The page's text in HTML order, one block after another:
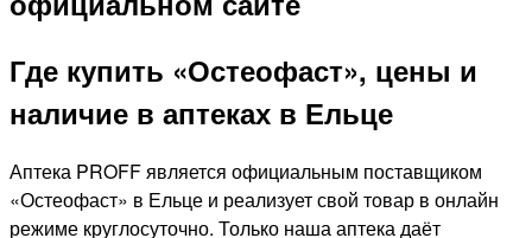
Где купить «Остеофаст», цены и
наличие в аптеках в Ельце
Аптека PROFF является официальным поставщиком
«Остеофаст» в Ельце и реализует свой товар в онлайн
режиме круглосуточно. Только наша аптека даёт